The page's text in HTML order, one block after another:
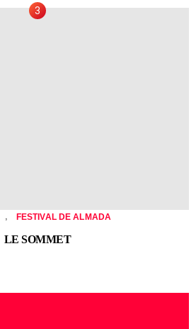
, FESTIVAL DE ALMADA
LE SOMMET